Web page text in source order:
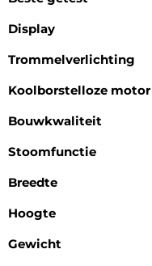
Display
Trommelverlichting
Koolborstelloze motor
Bouwkwaliteit
Stoomfunctie
Breedte
Hoogte
Gewicht